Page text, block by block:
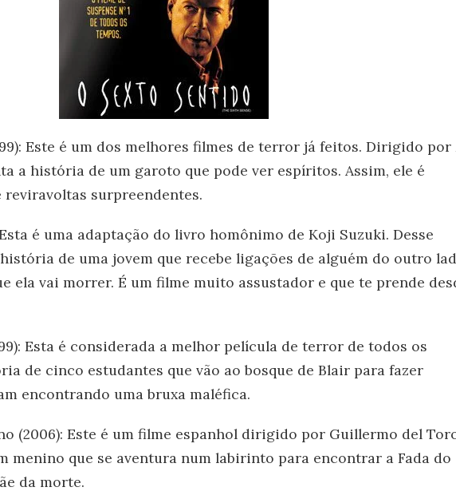
Este é um dos melhores filmes de terror já feitos. Dirigido por
a história de um garoto que pode ver espíritos. Assim, ele é
reviravoltas surpreendentes.
é uma adaptação do livro homônimo de Koji Suzuki. Desse
de uma jovem que recebe ligações de alguém do outro
ela vai morrer. É um filme muito assustador e que te prende
Esta é considerada a melhor película de terror de todos os
de cinco estudantes que vão ao bosque de Blair para fazer
encontrando uma bruxa maléfica.
(2006): Este é um filme espanhol dirigido por Guillermo del
menino que se aventura num labirinto para encontrar a Fada do
da morte.